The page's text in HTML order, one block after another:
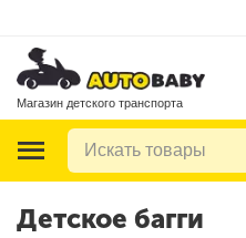
Магазин детского транспорта
Детское багги